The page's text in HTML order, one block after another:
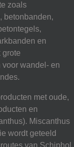
zoals
betonbanden,
en
grote
wandel- en
met oude,
en
Miscanthus
wordt geteeld
van Schiphol,